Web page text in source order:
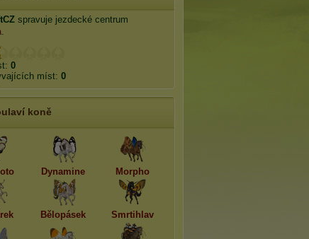
spravuje jezdecké centrum
.
0
míst: 0
koně
Dynamine Morpho
Bělopásek Smrtihlav